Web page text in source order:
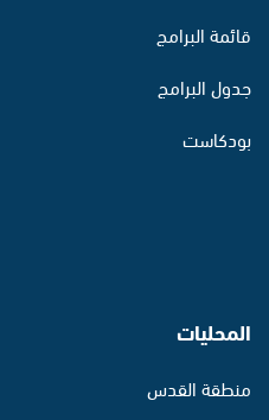
قائمة البرامج
جدول البرامج
بودكاست
المحليات
منطقة القدس